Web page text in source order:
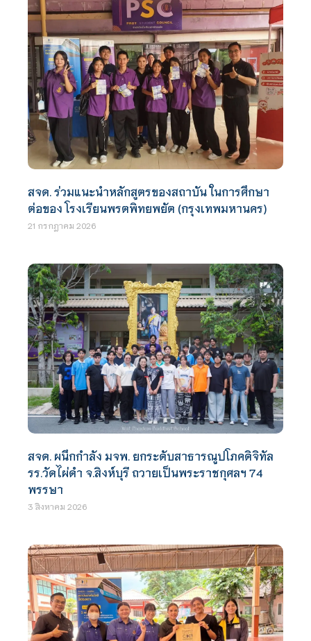
สจด. ร่วมแนะนำหลักสูตรของสถาบัน ในการศึกษา
ต่อของ โรงเรียนพรตพิทยพยัต (กรุงเทพมหานคร)
21 กรกฎาคม 2026
สจด. ผนึกกำลัง มจพ. ยกระดับสาธารณูปโภคดิจิทัล
รร.วัดไผ่ดำ จ.สิงห์บุรี ถวายเป็นพระราชกุศลฯ 74
พรรษา
3 สิงหาคม 2026